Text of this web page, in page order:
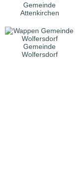
Gemeinde
Attenkirchen
Gemeinde
Wolfersdorf